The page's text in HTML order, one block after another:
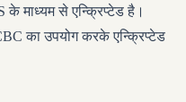
के माध्यम से एन्क्रिप्टेड है।
का उपयोग करके एन्क्रिप्टेड